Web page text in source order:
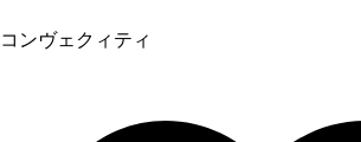
コンヴェクィティ